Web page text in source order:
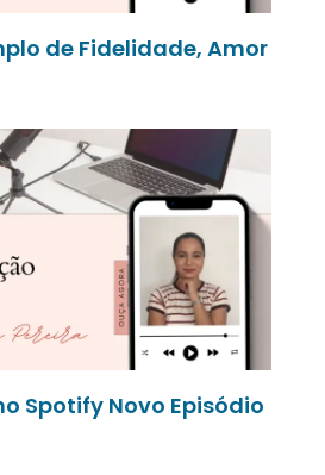
de Fidelidade, Amor
Spotify Novo Episódio